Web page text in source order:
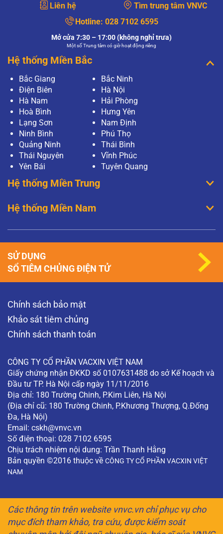
Liên hệ
Tìm trung tâm VNVC
Hotline: 028 7102 6595
Mở cửa 7:30 – 17:00 (không nghỉ trưa)
Một số Trung tâm có giờ hoạt động riêng
Hệ thống Miền Bắc
Bắc Giang
Bắc Ninh
Điện Biên
Hà Nội
Hà Nam
Hải Phòng
Hoà Bình
Hưng Yên
Lạng Sơn
Nam Định
Ninh Bình
Phú Thọ
Quảng Ninh
Thái Bình
Thái Nguyên
Vĩnh Phúc
Yên Bái
Tuyên Quang
Hệ thống Miền Trung
Hệ thống Miền Nam
Chính sách bảo mật
Khảo sát tiêm chủng
Chính sách thanh toán
CÔNG TY CỔ PHẦN VACXIN VIỆT NAM
Giấy chứng nhận ĐKKD số 0107631488 do sở Kế hoạch và
Đầu tư TP. Hà Nội cấp ngày 11/11/2016
Địa chỉ: 180 Trường Chinh, P.Kim Liên, Hà Nội
(Địa chỉ cũ: 180 Trường Chinh, P.Khương Thượng, Q.Đống
Đa, Hà Nội)
Email: cskh@vnvc.vn
Số điện thoại: 028 7102 6595
Chịu trách nhiệm nội dung: Trần Thanh Hằng
Bản quyền ©2016 thuộc về CÔNG TY CỔ PHẦN VACXIN VIỆT
NAM
SỬ DỤNG
SỔ TIÊM CHỦNG ĐIỆN TỬ
Các thông tin trên website vnvc.vn chỉ phục vụ cho
mục đích tham khảo, tra cứu, được kiểm soát